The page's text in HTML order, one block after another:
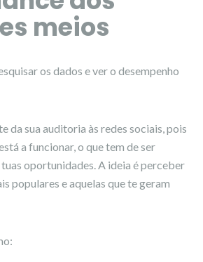
meios
os dados e ver o desempenho
da sua auditoria às redes sociais, pois
a funcionar, o que tem de ser
oportunidades. A ideia é perceber
populares e aquelas que te geram